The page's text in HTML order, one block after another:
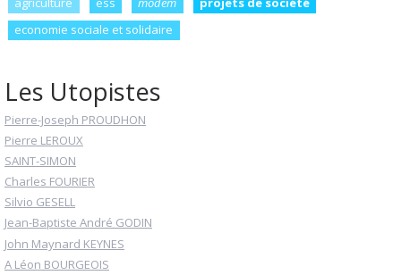
economie sociale et solidaire
Les Utopistes
Pierre-Joseph PROUDHON
Pierre LEROUX
SAINT-SIMON
Charles FOURIER
Silvio GESELL
Jean-Baptiste André GODIN
John Maynard KEYNES
A Léon BOURGEOIS